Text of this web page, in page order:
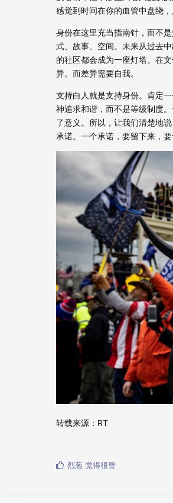
感觉到时间在你的血管中盘绕
身份在这里充当指南针，而不
式、故事、空间。未来从过去
的社区都会成为一座灯塔。在
异。而差异需要自我。
支持白人就是支持身份。肯定
神追求和谐，而不是等级制度
了意义。所以，让我们清楚地
承诺。一个承诺，要留下来，要
转载来源：RT
烈葱 觉得很赞